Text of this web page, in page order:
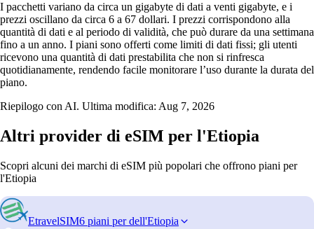
I pacchetti variano da circa un gigabyte di dati a venti gigabyte, e i
prezzi oscillano da circa 6 a 67 dollari. I prezzi corrispondono alla
quantità di dati e al periodo di validità, che può durare da una settimana
fino a un anno. I piani sono offerti come limiti di dati fissi; gli utenti
ricevono una quantità di dati prestabilita che non si rinfresca
quotidianamente, rendendo facile monitorare l’uso durante la durata del
piano.
Riepilogo con AI. Ultima modifica: Aug 7, 2026
Altri provider di eSIM per l'Etiopia
Scopri alcuni dei marchi di eSIM più popolari che offrono piani per
l'Etiopia
EtravelSIM6 piani per dell'Etiopia